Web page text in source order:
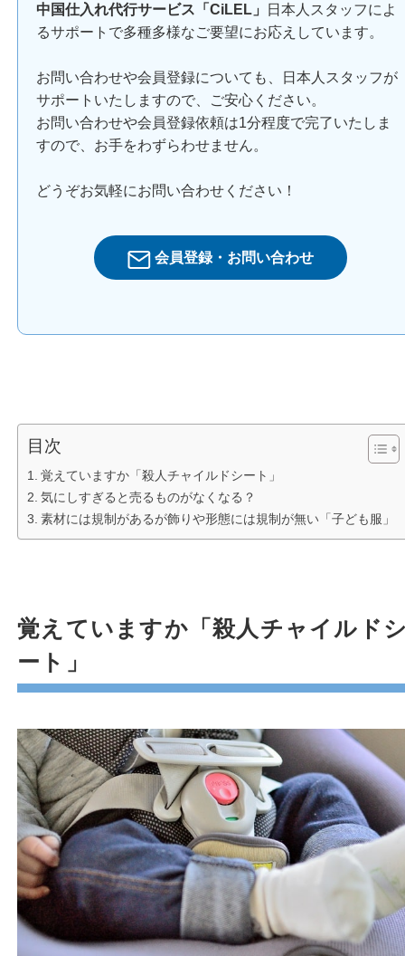
中国仕入れ代行サービス「CiLEL」
日本人スタッフによ
るサポートで多種多様なご要望にお応えしています。
お問い合わせや会員登録についても、日本人スタッフが
サポートいたしますので、ご安心ください。
お問い合わせや会員登録依頼は1分程度で完了いたしま
すので、お手をわずらわせません。
どうぞお気軽にお問い合わせください！
会員登録・お問い合わせ
目次
覚えていますか「殺人チャイルドシート」
気にしすぎると売るものがなくなる？
素材には規制があるが飾りや形態には規制が無い「子ども服」
覚えていますか「殺人チャイルド
ート」